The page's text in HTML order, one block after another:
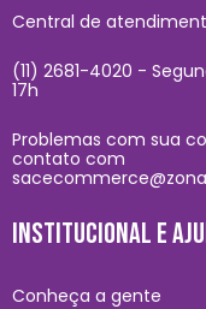
Central de
(11) 2681-4020 -
17h
Problemas com sua
contato com
INSTITUCIONAL E
Conheça a gente